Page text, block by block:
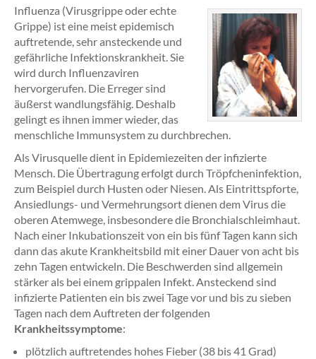
Influenza (Virusgrippe oder echte
Grippe) ist eine meist epidemisch
auftretende, sehr ansteckende und
gefährliche Infektionskrankheit. Sie
wird durch Influenzaviren
hervorgerufen. Die Erreger sind
äußerst wandlungsfähig. Deshalb
gelingt es ihnen immer wieder, das
menschliche Immunsystem zu durchbrechen.
Als Virusquelle dient in Epidemiezeiten der infizierte
Mensch. Die Übertragung erfolgt durch Tröpfcheninfektion,
zum Beispiel durch Husten oder Niesen. Als Eintrittspforte,
Ansiedlungs- und Vermehrungsort dienen dem Virus die
oberen Atemwege, insbesondere die Bronchialschleimhaut.
Nach einer Inkubationszeit von ein bis fünf Tagen kann sich
dann das akute Krankheitsbild mit einer Dauer von acht bis
zehn Tagen entwickeln. Die Beschwerden sind allgemein
stärker als bei einem grippalen Infekt. Ansteckend sind
infizierte Patienten ein bis zwei Tage vor und bis zu sieben
Tagen nach dem Auftreten der folgenden
Krankheitssymptome:
plötzlich auftretendes hohes Fieber (38 bis 41 Grad)